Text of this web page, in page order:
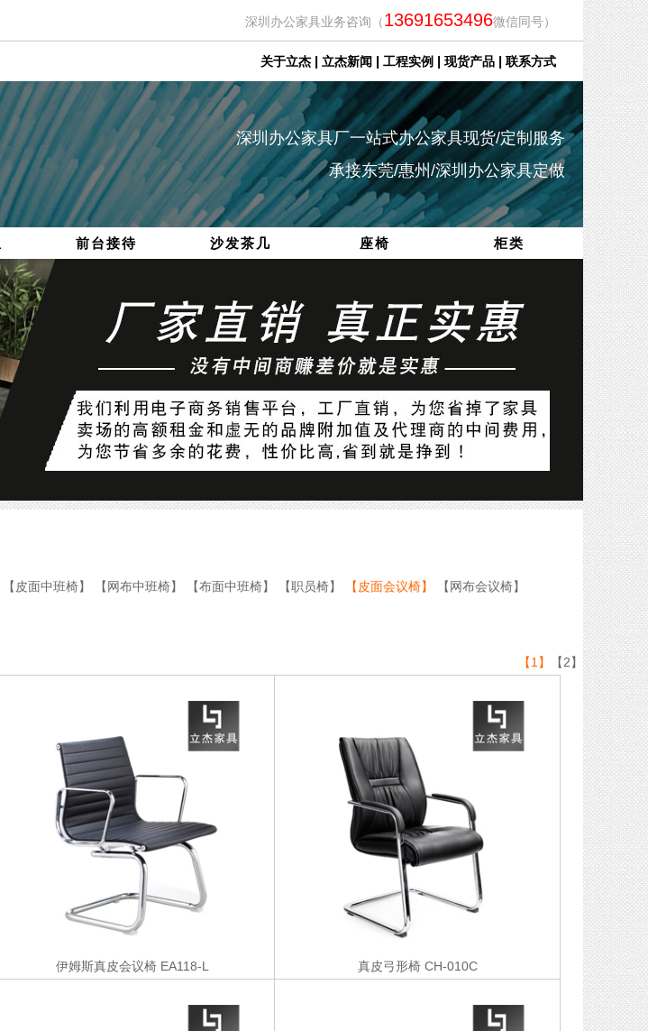
深圳办公家具业务咨询（13691653496微信同号）
关于立杰 | 立杰新闻 | 工程实例 | 现货产品 | 联系方式
深圳办公家具厂一站式办公家具现货/定制服务
承接东莞/惠州/深圳办公家具定做
前台接待 沙发茶几 座椅 柜类
【皮面中班椅】 【网布中班椅】 【布面中班椅】 【职员椅】 【皮面会议椅】
【网布会议椅】
【1】 【2】
伊姆斯真皮会议椅EA118-L 真皮弓形椅CH-010C